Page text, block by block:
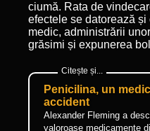
ciumă. Rata de
efectele se datorează
medic, administrării
grăsimi și expunerea
Penicilina, un
accident
Alexander Fleming a
valoroase medicamente